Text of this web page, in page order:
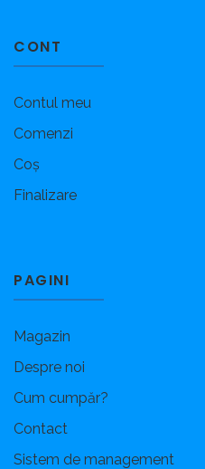
CONT
Contul meu
Comenzi
Coș
Finalizare
PAGINI
Magazin
Despre noi
Cum cumpăr?
Contact
Sistem de management